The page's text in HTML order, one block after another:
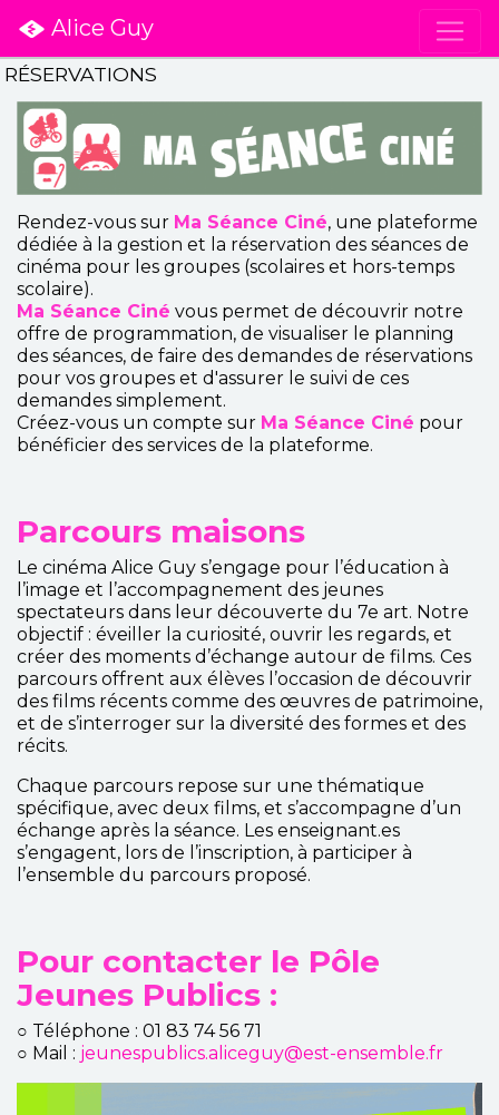
Alice Guy
RÉSERVATIONS
Rendez-vous sur Ma Séance Ciné, une plateforme
dédiée à la gestion et la réservation des séances de
cinéma pour les groupes (scolaires et hors-temps
scolaire).
Ma Séance Ciné vous permet de découvrir notre
offre de programmation, de visualiser le planning
des séances, de faire des demandes de réservations
pour vos groupes et d'assurer le suivi de ces
demandes simplement.
Créez-vous un compte sur Ma Séance Ciné pour
bénéficier des services de la plateforme.
Parcours maisons
Le cinéma Alice Guy s’engage pour l’éducation à
l’image et l’accompagnement des jeunes
spectateurs dans leur découverte du 7e art. Notre
objectif : éveiller la curiosité, ouvrir les regards, et
créer des moments d’échange autour de films. Ces
parcours offrent aux élèves l’occasion de découvrir
des films récents comme des œuvres de patrimoine,
et de s’interroger sur la diversité des formes et des
récits.
Chaque parcours repose sur une thématique
spécifique, avec deux films, et s’accompagne d’un
échange après la séance. Les enseignant.es
s’engagent, lors de l’inscription, à participer à
l’ensemble du parcours proposé.
Pour contacter le Pôle
Jeunes Publics :
○ Téléphone : 01 83 74 56 71
○ Mail : jeunespublics.aliceguy@est-ensemble.fr